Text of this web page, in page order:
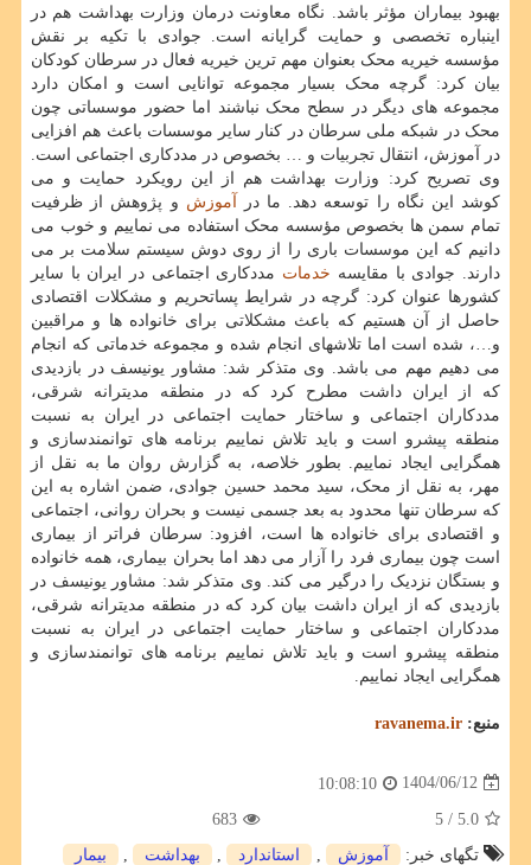
بهبود بیماران مؤثر باشد. نگاه معاونت درمان وزارت بهداشت هم در
اینباره تخصصی و حمایت گرایانه است. جوادی با تکیه بر نقش
مؤسسه خیریه محک بعنوان مهم ترین خیریه فعال در سرطان کودکان
بیان کرد: گرچه محک بسیار مجموعه توانایی است و امکان دارد
مجموعه های دیگر در سطح محک نباشند اما حضور موسساتی چون
محک در شبکه ملی سرطان در کنار سایر موسسات باعث هم افزایی
در آموزش، انتقال تجربیات و … بخصوص در مددکاری اجتماعی است.
وی تصریح کرد: وزارت بهداشت هم از این رویکرد حمایت و می
کوشد این نگاه را توسعه دهد. ما در
آموزش و پژوهش از ظرفیت
تمام سمن ها بخصوص مؤسسه محک استفاده می نماییم و خوب می
دانیم که این موسسات باری را از روی دوش سیستم سلامت بر می
دارند. جوادی با مقایسه خدمات مددکاری اجتماعی در ایران با سایر
کشورها عنوان کرد: گرچه در شرایط پساتحریم و مشکلات اقتصادی
حاصل از آن هستیم که باعث مشکلاتی برای خانواده ها و مراقبین
و…، شده است اما تلاشهای انجام شده و مجموعه خدماتی که انجام
می دهیم مهم می باشد. وی متذکر شد: مشاور یونیسف در بازدیدی
که از ایران داشت مطرح کرد که در منطقه مدیترانه شرقی،
مددکاران اجتماعی و ساختار حمایت اجتماعی در ایران به نسبت
منطقه پیشرو است و باید تلاش نماییم برنامه های توانمندسازی و
همگرایی ایجاد نماییم. بطور خلاصه، به گزارش روان ما به نقل از
مهر، به نقل از محک، سید محمد حسین جوادی، ضمن اشاره به این
که سرطان تنها محدود به بعد جسمی نیست و بحران روانی، اجتماعی
و اقتصادی برای خانواده ها است، افزود: سرطان فراتر از بیماری
است چون بیماری فرد را آزار می دهد اما بحران بیماری، همه خانواده
و بستگان نزدیک را درگیر می کند. وی متذکر شد: مشاور یونیسف در
بازدیدی که از ایران داشت بیان کرد که در منطقه مدیترانه شرقی،
مددکاران اجتماعی و ساختار حمایت اجتماعی در ایران به نسبت
منطقه پیشرو است و باید تلاش نماییم برنامه های توانمندسازی و
همگرایی ایجاد نماییم.
منبع: ravanema.ir
1404/06/12
10:08:10
5.0
/ 5
683
تگهای خبر:
آموزش استاندارد بهداشت بیمار